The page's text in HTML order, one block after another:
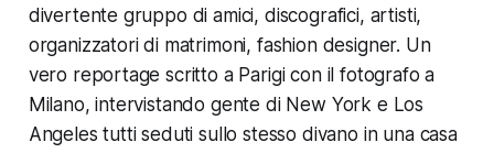
divertente gruppo di amici, discografici, artisti,
organizzatori di matrimoni, fashion designer. Un
vero reportage scritto a Parigi con il fotografo a
Milano, intervistando gente di New York e Los
Angeles tutti seduti sullo stesso divano in una casa